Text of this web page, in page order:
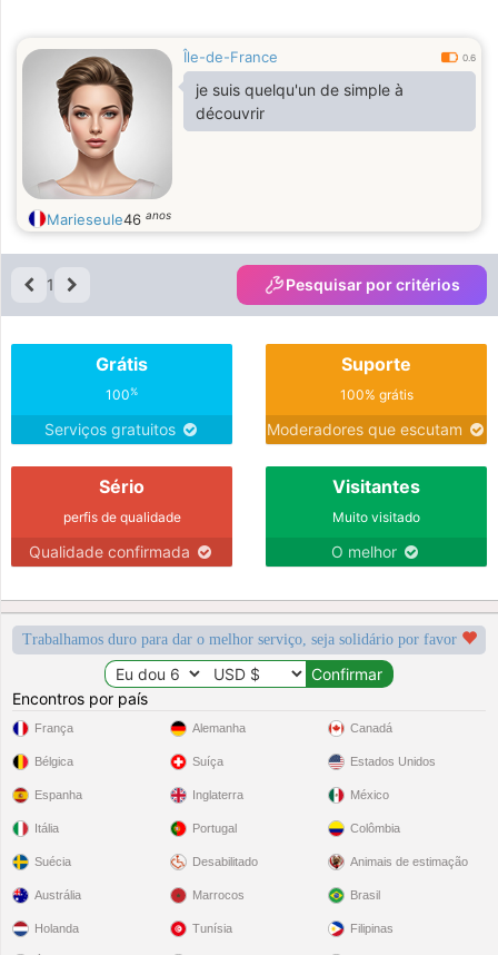
Île-de-France 0.6
je suis quelqu'un de simple à
découvrir
Marieseule46 anos
1 Pesquisar por critérios
Grátis
100%
Serviços gratuitos
Suporte
100% grátis
Moderadores que escutam
Sério
perfis de qualidade
Qualidade confirmada
Visitantes
Muito visitado
O melhor
Trabalhamos duro para dar o melhor serviço, seja solidário por favor
Encontros por país
França
Bélgica
Espanha
Itália
Suécia
Alemanha
Suíça
Inglaterra
Portugal
Desabilitado
Canadá
Estados Unidos
México
Colômbia
Animais de estimação
Austrália
Holanda
Marrocos
Tunísia
Brasil
Filipinas